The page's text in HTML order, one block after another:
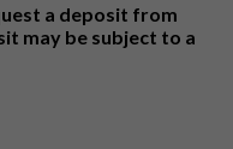
a deposit from
may be subject to a